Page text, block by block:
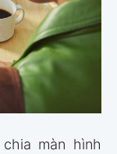
màn hình